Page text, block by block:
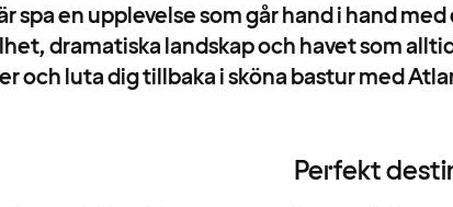
spa en upplevelse som går hand i hand
dramatiska landskap och havet som
och luta dig tillbaka i sköna bastur med
Perfekt